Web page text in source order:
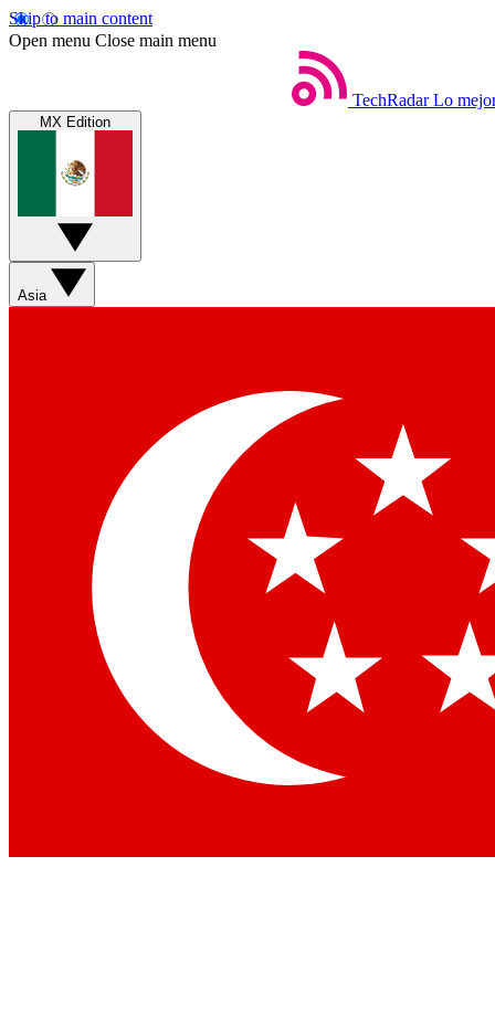
Skip to main content
Open menu Close main menu
TechRadar Lo
MX Edition
Asia